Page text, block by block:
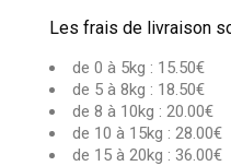
Les frais de livraison
de 0 à 5kg : 15.50€
de 5 à 8kg : 18.50€
de 8 à 10kg : 20.00€
de 10 à 15kg : 28.00€
de 15 à 20kg : 36.00€